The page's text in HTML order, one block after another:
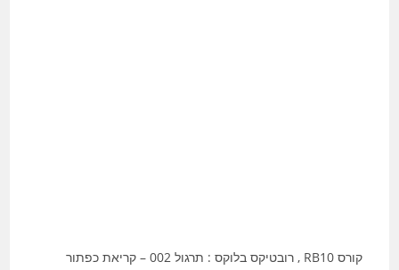
קורס RB10 , רובטיקס בלוקס : תרגול 002 – קריאת כפתור